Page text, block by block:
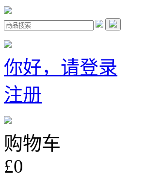
你好，请登录
注册
购物车
£0